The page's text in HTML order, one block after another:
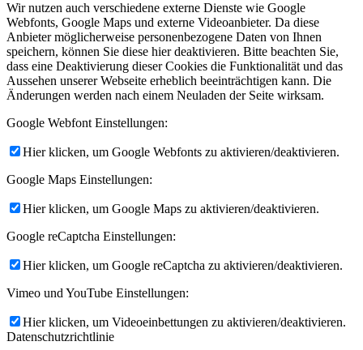
Wir nutzen auch verschiedene externe Dienste wie Google
Webfonts, Google Maps und externe Videoanbieter. Da diese
Anbieter möglicherweise personenbezogene Daten von Ihnen
speichern, können Sie diese hier deaktivieren. Bitte beachten Sie,
dass eine Deaktivierung dieser Cookies die Funktionalität und das
Aussehen unserer Webseite erheblich beeinträchtigen kann. Die
Änderungen werden nach einem Neuladen der Seite wirksam.
Google Webfont Einstellungen:
Hier klicken, um Google Webfonts zu aktivieren/deaktivieren.
Google Maps Einstellungen:
Hier klicken, um Google Maps zu aktivieren/deaktivieren.
Google reCaptcha Einstellungen:
Hier klicken, um Google reCaptcha zu aktivieren/deaktivieren.
Vimeo und YouTube Einstellungen:
Hier klicken, um Videoeinbettungen zu aktivieren/deaktivieren.
Datenschutzrichtlinie